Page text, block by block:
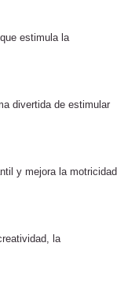
estimula la
divertida de estimular
y mejora la motricidad
la